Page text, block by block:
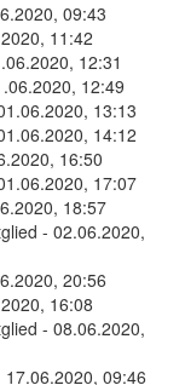
09:43
11:42
12:31
12:49
13:13
14:12
16:50
17:07
18:57
- 02.06.2020,
20:56
16:08
- 08.06.2020,
17.06.2020, 09:46